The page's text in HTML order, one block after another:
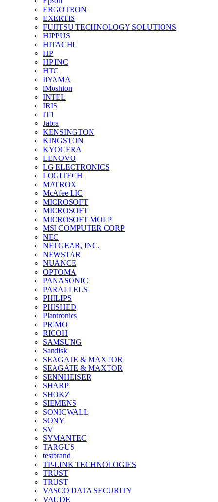
ERGOTRON
EXERTIS
FUJITSU TECHNOLOGY SOLUTIONS
HIPPUS
HITACHI
HP
HP INC
HTC
IiYAMA
iMoshion
INTEL
IRIS
IT1
Jabra
KENSINGTON
KINGSTON
KYOCERA
LENOVO
LG ELECTRONICS
LOGITECH
MATROX
McAfee LIC
MICROSOFT
MICROSOFT
MICROSOFT MOLP
MSI COMPUTER CORP
NEC
NETGEAR, INC.
NEWSTAR
NUANCE
OPTOMA
PANASONIC
PARALLELS
PHILIPS
PHISHED
Plantronics
PRIMO
RICOH
SAMSUNG
Sandisk
SEAGATE & MAXTOR
SEAGATE & MAXTOR
SENNHEISER
SHARP
SHOKZ
SIEMENS
SONICWALL
SONY
SV
SYMANTEC
TARGUS
testbrand
TP-LINK TECHNOLOGIES
TRUST
TRUST
VASCO DATA SECURITY
VAUDE